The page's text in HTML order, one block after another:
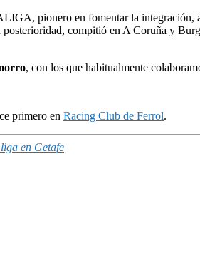
pionero en fomentar la integración,
compitió en A Coruña y
, con los que habitualmente
primero en Racing Club de Ferrol.
en Getafe